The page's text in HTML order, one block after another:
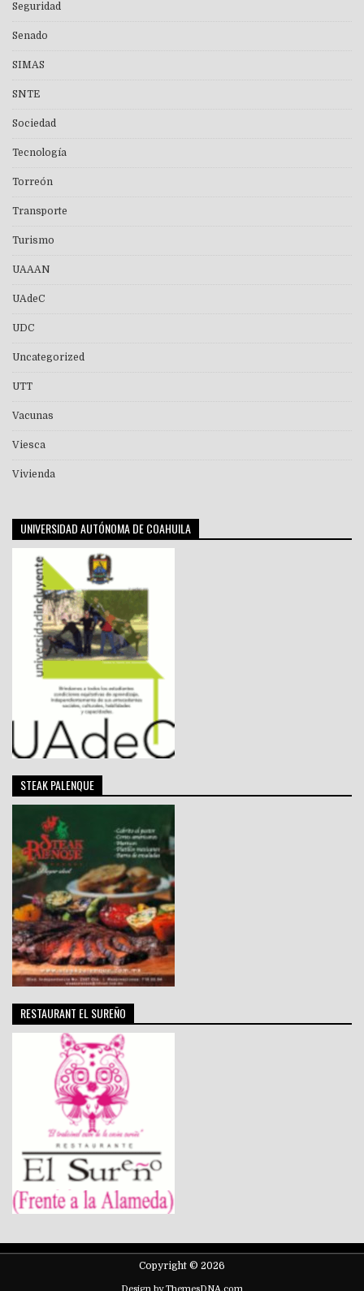
Seguridad
Senado
SIMAS
SNTE
Sociedad
Tecnología
Torreón
Transporte
Turismo
UAAAN
UAdeC
UDC
Uncategorized
UTT
Vacunas
Viesca
Vivienda
UNIVERSIDAD AUTÓNOMA DE COAHUILA
STEAK PALENQUE
RESTAURANT EL SUREÑO
Copyright © 2026